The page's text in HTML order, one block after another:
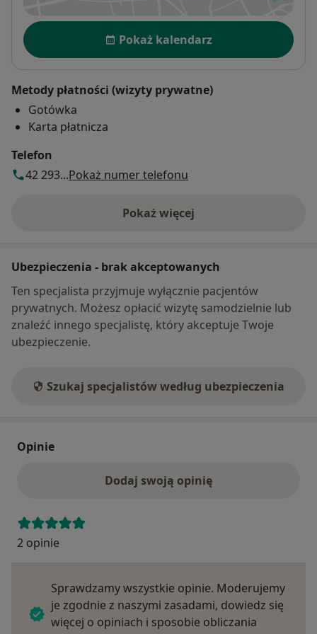
Dostępność
Pokaż kalendarz
Metody płatności (wizyty prywatne)
Gotówka
Karta płatnicza
Telefon
42 293...Pokaż numer telefonu
Pokaż więcej
o adresie
Ubezpieczenia - brak akceptowanych
Ten specjalista przyjmuje wyłącznie pacjentów
prywatnych. Możesz opłacić wizytę samodzielnie lub
znaleźć innego specjalistę, który akceptuje Twoje
ubezpieczenie.
Szukaj specjalistów według ubezpieczenia
Opinie
Dodaj swoją opinię
2 opinie
Sprawdzamy wszystkie opinie. Moderujemy
je zgodnie z naszymi zasadami, dowiedz się
więcej o opiniach i sposobie obliczania